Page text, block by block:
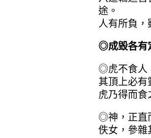
途。
人有所負，
◎成毀各有
◎虎不食人
其頂上必有
虎乃得而食
◎神，正直
佚女，參雜